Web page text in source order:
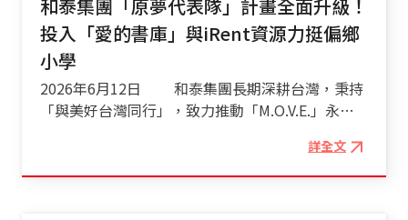
馬達與大容量電池的搭配下，可爆發出強悍的 329
匹最大綜效馬力註4，零百加速僅需 5.7 秒註5，並
結合E-Four 電子式四輪傳動系統，不僅彰顯 RAV4
PHEV 獨特且強烈的極致性能魅力，更賦予駕駛者
穩健卻不失激情的「隨心所馭」，徹底打破大眾對
於節能休旅性能表現的既定印象。 雙能移動魅力：
短程純電 135km 續航註3，支援 CCS1 直流快速充
和泰集團「原夢代表隊」計畫全面升級！
投入「愛的書庫」與iRent資源力挺偏鄉
小學
2026年6月12日 和泰集團長期深耕台灣，秉持
「與美好台灣同行」，致力推動「M.O.V.E.」永續
純青基金會一同支持具音樂天賦的原民孩童——新
竹縣桃山國小與嘉興國小合唱團，鼓勵孩子們勇敢
詳全文